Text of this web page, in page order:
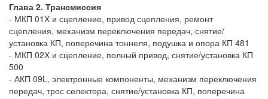
Глава 2. Трансмиссия
- МКП 01Х и сцепление, привод сцепления, ремонт
сцепления, механизм переключения передач, снятие/
установка КП, поперечина тоннеля, подушка и опора КП 481
- МКП 02Х и сцепление, полный привод, снятие/установка КП
500
- АКП 09L, электронные компоненты, механизм переключения
передач, трос селектора, снятие/установка КП, поперечина